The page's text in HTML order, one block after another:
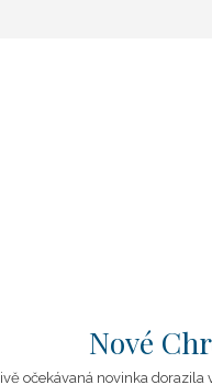
Nové
očekávaná novinka dorazila